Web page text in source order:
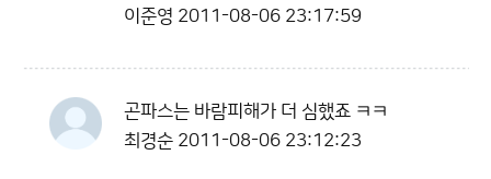
이준영 2011-08-06 23:17:59
곤파스는 바람피해가 더 심했죠 ㅋㅋ
최경순 2011-08-06 23:12:23